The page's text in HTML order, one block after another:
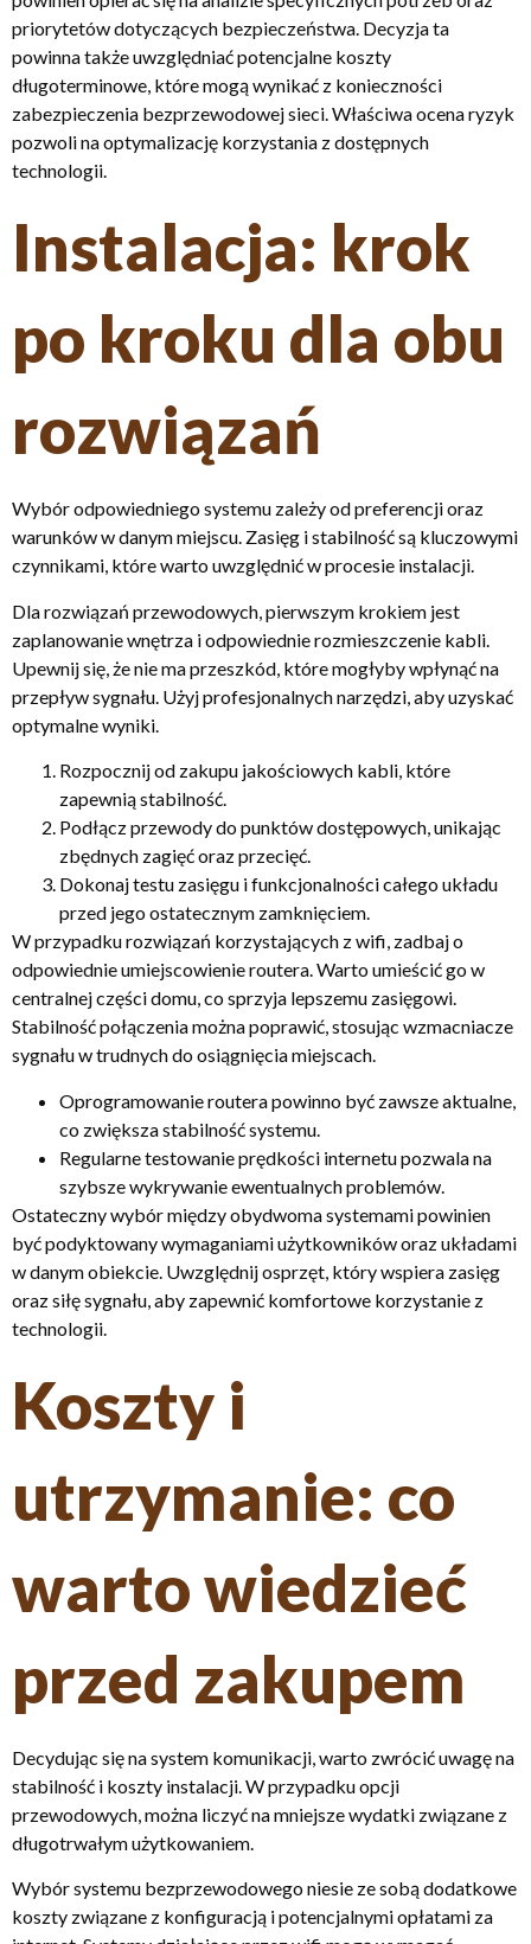
priorytetów dotyczących bezpieczeństwa. Decyzja ta
powinna także uwzględniać potencjalne koszty
długoterminowe, które mogą wynikać z konieczności
zabezpieczenia bezprzewodowej sieci. Właściwa ocena ryzyk
pozwoli na optymalizację korzystania z dostępnych
technologii.
Instalacja: krok
po kroku dla obu
rozwiązań
Wybór odpowiedniego systemu zależy od preferencji oraz
warunków w danym miejscu. Zasięg i stabilność są kluczowymi
czynnikami, które warto uwzględnić w procesie instalacji.
Dla rozwiązań przewodowych, pierwszym krokiem jest
zaplanowanie wnętrza i odpowiednie rozmieszczenie kabli.
Upewnij się, że nie ma przeszkód, które mogłyby wpłynąć na
przepływ sygnału. Użyj profesjonalnych narzędzi, aby uzyskać
optymalne wyniki.
Rozpocznij od zakupu jakościowych kabli, które
zapewnią stabilność.
Podłącz przewody do punktów dostępowych, unikając
zbędnych zagięć oraz przecięć.
Dokonaj testu zasięgu i funkcjonalności całego układu
przed jego ostatecznym zamknięciem.
W przypadku rozwiązań korzystających z wifi, zadbaj o
odpowiednie umiejscowienie routera. Warto umieścić go w
centralnej części domu, co sprzyja lepszemu zasięgowi.
Stabilność połączenia można poprawić, stosując wzmacniacze
sygnału w trudnych do osiągnięcia miejscach.
Oprogramowanie routera powinno być zawsze aktualne,
co zwiększa stabilność systemu.
Regularne testowanie prędkości internetu pozwala na
szybsze wykrywanie ewentualnych problemów.
Ostateczny wybór między obydwoma systemami powinien
być podyktowany wymaganiami użytkowników oraz układami
w danym obiekcie. Uwzględnij osprzęt, który wspiera zasięg
oraz siłę sygnału, aby zapewnić komfortowe korzystanie z
technologii.
Koszty i
utrzymanie: co
warto wiedzieć
przed zakupem
Decydując się na system komunikacji, warto zwrócić uwagę na
stabilność i koszty instalacji. W przypadku opcji
przewodowych, można liczyć na mniejsze wydatki związane z
długotrwałym użytkowaniem.
Wybór systemu bezprzewodowego niesie ze sobą dodatkowe
koszty związane z konfiguracją i potencjalnymi opłatami za